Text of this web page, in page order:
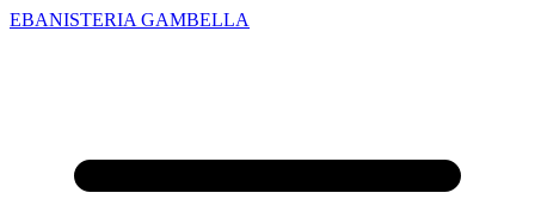
EBANISTERIA GAMBELLA